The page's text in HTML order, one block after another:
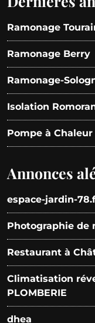
Ramonage
Ramonage Berry
Ramonage-
Isolation
Pompe à
Annonces
espace-jardin-
Photographie de
Restaurant à
Climatisation
PLOMBERIE
dhea